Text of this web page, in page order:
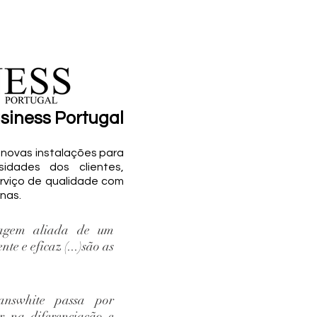
Portugal
instalações para
dos clientes,
de qualidade com
aliada de um
e eficaz (...)são as
passa por